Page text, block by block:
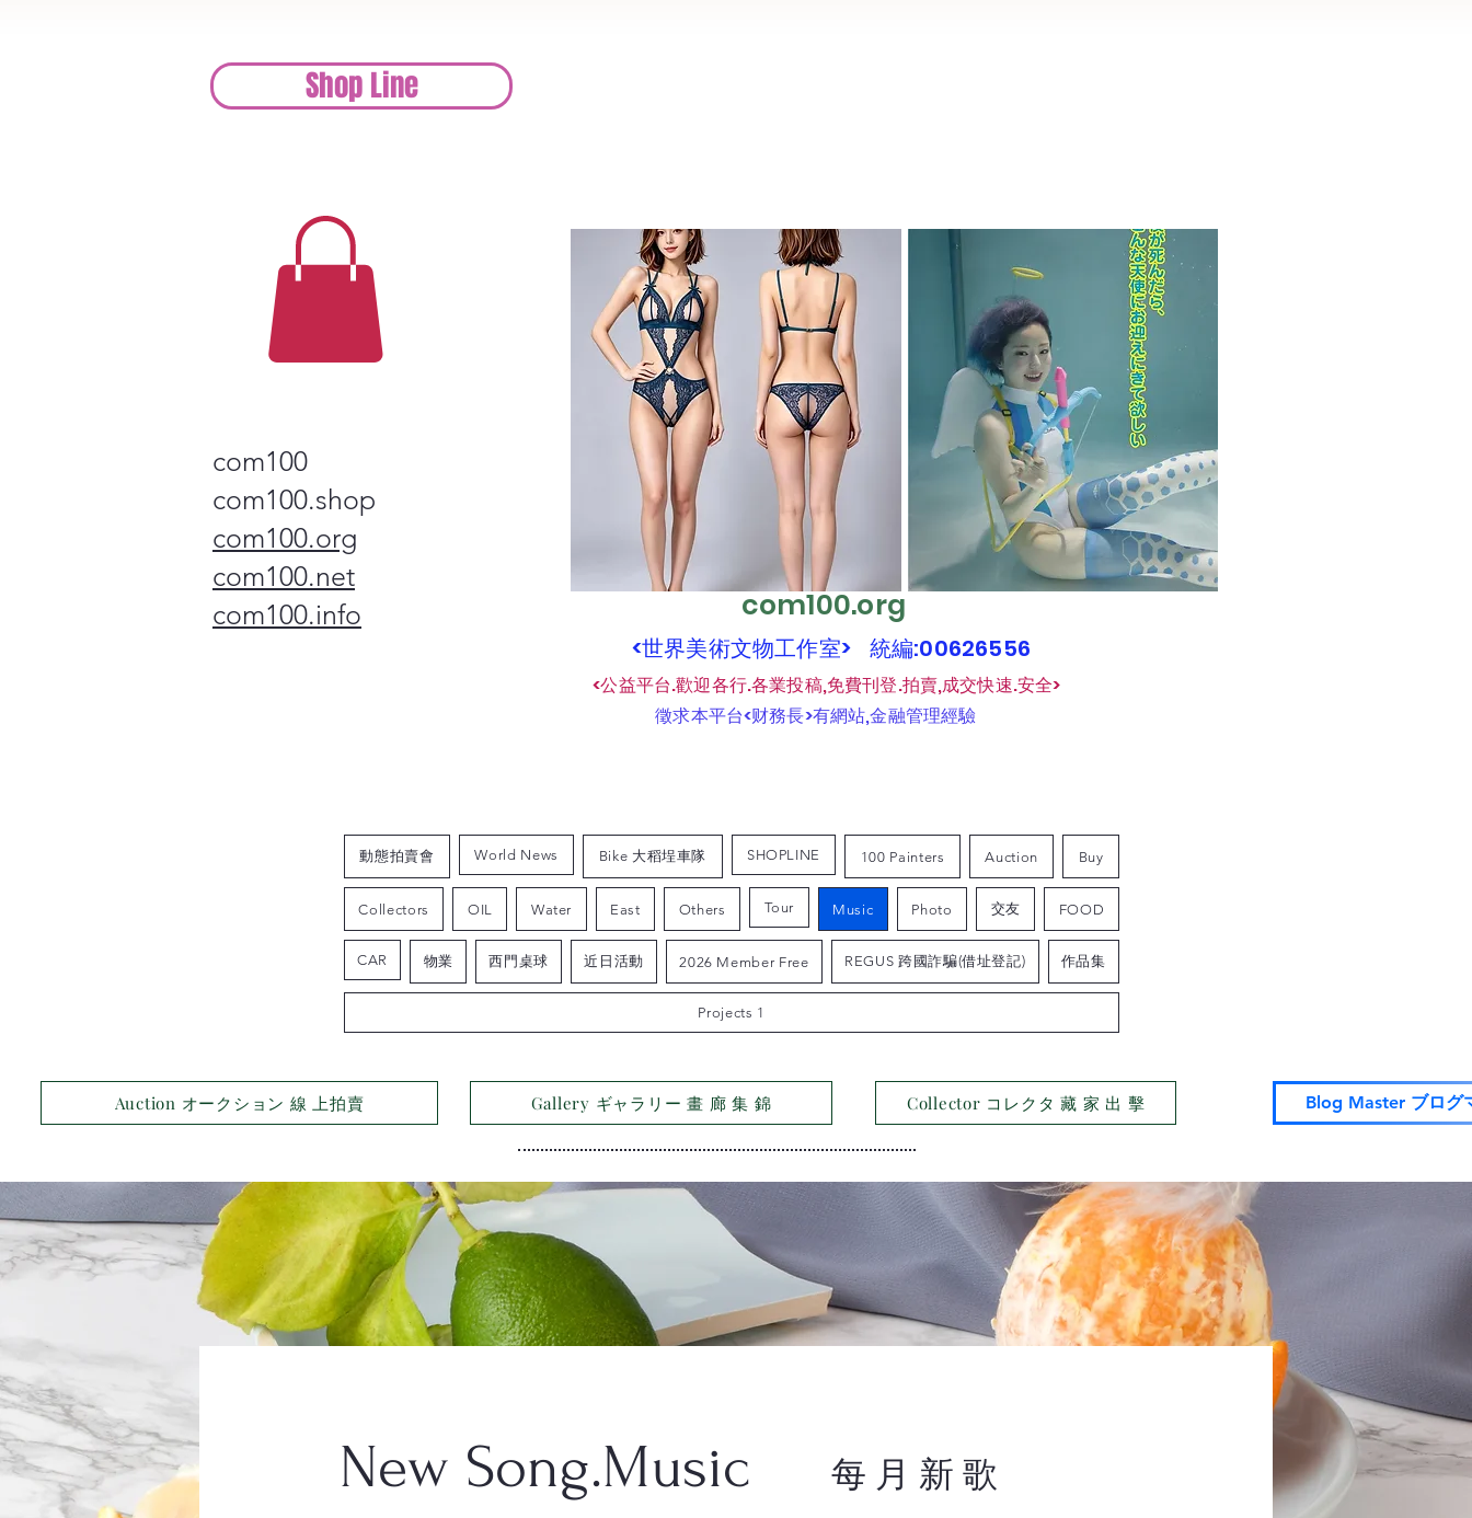
Shop Line
com100
com100.shop
com100.org
com100.net
com100.info
com100.org
<世界美術文物工作室> 統編:00626556
<公益平台.歡迎各行.各業投稿,免費刊登.拍賣,成交快速.安全>
​徵求本平台<财務長>有網站,金融管理經驗
動態拍賣會 World News Bike 大稻埕車隊 SHOPLINE 100 Painters Auction Buy
Collectors OIL Water East Others Tour Music Photo 交友 FOOD
CAR 物業 西門桌球 近日活動 2026 Member Free REGUS 跨國詐騙(借址登記) 作品集
Projects 1
Auction オークション 線 上拍賣 Gallery ギャラリー 畫 廊 集 錦 Collector コレクタ 藏 家 出 擊 Blog Master ブログ
New Song.Music 每 月 新 歌